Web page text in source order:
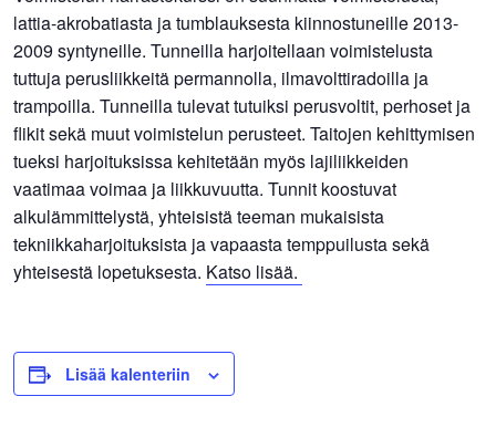
lattia-akrobatiasta ja tumblauksesta kiinnostuneille 2013-
2009 syntyneille. Tunneilla harjoitellaan voimistelusta
tuttuja perusliikkeitä permannolla, ilmavolttiradoilla ja
trampoilla. Tunneilla tulevat tutuiksi perusvoltit, perhoset ja
flikit sekä muut voimistelun perusteet. Taitojen kehittymisen
tueksi harjoituksissa kehitetään myös lajiliikkeiden
vaatimaa voimaa ja liikkuvuutta. Tunnit koostuvat
alkulämmittelystä, yhteisistä teeman mukaisista
tekniikkaharjoituksista ja vapaasta temppuilusta sekä
yhteisestä lopetuksesta. Katso lisää.
Lisää kalenteriin